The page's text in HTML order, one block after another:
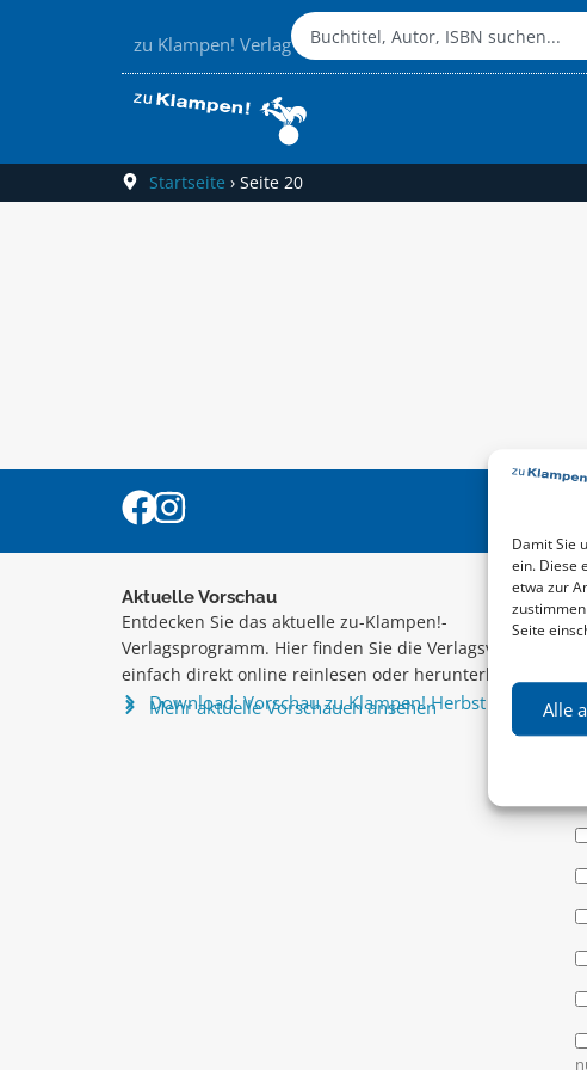
Damit Sie
ein. Diese
etwa zur
Seite
Alle
zu Klampen! Verlag
Startseite › Seite 20
Aktuelle Vorschau
Entdecken Sie das aktuelle zu-Klampen!-
Verlagsprogramm. Hier finden Sie die Verlagsvorschau –
einfach direkt online reinlesen oder herunterladen.
Download: Vorschau zu Klampen! Herbst 2026
Mehr aktuelle Vorschauen ansehen